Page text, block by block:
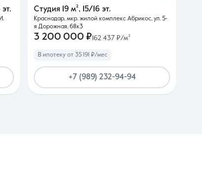
Студия 19 м², 15/16 эт.
Краснодар, мкр. жилой комплекс Абрикос, ул. 5-
я Дорожная, 68к3
3 200 000 ₽ 162 437 ₽/м²
В ипотеку от 35 191 ₽/мес
+7 (989) 232-94-94